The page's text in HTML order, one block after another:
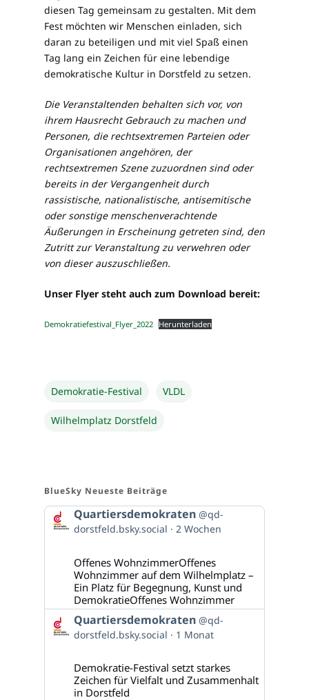
diesen Tag gemeinsam zu gestalten. Mit dem
Fest möchten wir Menschen einladen, sich
daran zu beteiligen und mit viel Spaß einen
Tag lang ein Zeichen für eine lebendige
demokratische Kultur in Dorstfeld zu setzen.
Die Veranstaltenden behalten sich vor, von
ihrem Hausrecht Gebrauch zu machen und
Personen, die rechtsextremen Parteien oder
Organisationen angehören, der
rechtsextremen Szene zuzuordnen sind oder
bereits in der Vergangenheit durch
rassistische, nationalistische, antisemitische
oder sonstige menschenverachtende
Äußerungen in Erscheinung getreten sind, den
Zutritt zur Veranstaltung zu verwehren oder
von dieser auszuschließen.
Unser Flyer steht auch zum Download bereit:
Demokratiefestival_Flyer_2022 Herunterladen
Demokratie-Festival VLDL
Wilhelmplatz Dorstfeld
BlueSky Neueste Beiträge
Beitrag
von
Quartiersdemokraten
Bluesky
ansehen
Quartiersdemokraten @qd-
dorstfeld.bsky.social
2 Wochen
Offenes WohnzimmerOffenes
Wohnzimmer auf dem Wilhelmplatz –
Ein Platz für Begegnung, Kunst und
DemokratieOffenes Wohnzimmer
Beitrag
von
Quartiersdemokraten
Bluesky
ansehen
Quartiersdemokraten @qd-
dorstfeld.bsky.social
1 Monat
Demokratie-Festival setzt starkes
Zeichen für Vielfalt und Zusammenhalt
in Dorstfeld